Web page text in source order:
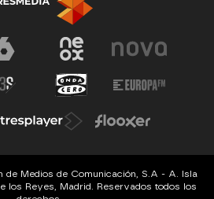
Medios de Comunicación, S.A - A. Isla
los Reyes, Madrid. Reservados todos los